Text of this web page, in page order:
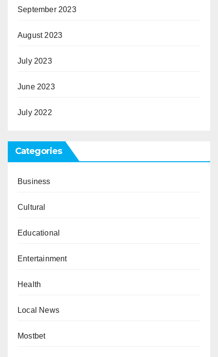
September 2023
August 2023
July 2023
June 2023
July 2022
Categories
Business
Cultural
Educational
Entertainment
Health
Local News
Mostbet